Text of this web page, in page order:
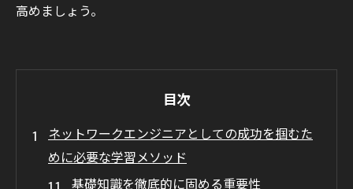
高めましょう。
目次
ネットワークエンジニアとしての成功を掴むた
めに必要な学習メソッド
基礎知識を徹底的に固める重要性